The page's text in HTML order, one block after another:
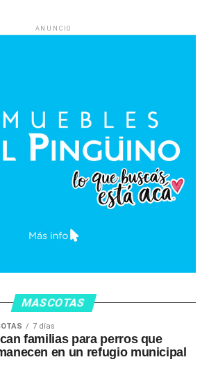
ANUNCIO
MASCOTAS
7 días
familias para perros que
en un refugio municipal